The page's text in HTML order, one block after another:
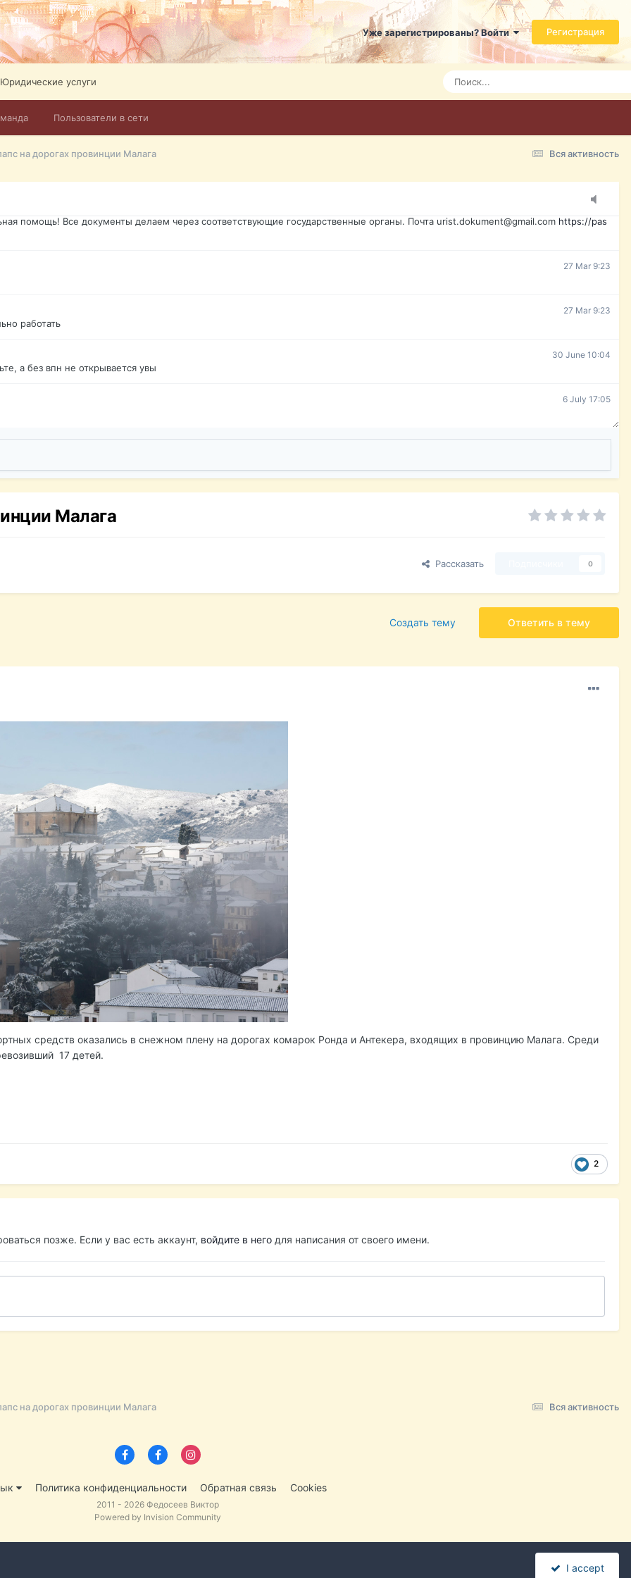
Уже зарегистрированы? Войти Регистрация
Пользователи в сети
Юридические услуги
Вся активность
на дорогах провинции Малага
Абонемент на 4 тв всего 12,5 Евро в месяц! Легко настроить справится даже ребенок. Быстрое оформление договора с
+972-526-384-339
7 Mar 3:21
7 Mar 3:24
7 Mar 3:28
форума?т из э
15 Mar 16:47
помощь! Все документы делаем через соответствующие государственные органы. Почта urist.dokument@gmail.com https://pas
27 Mar 9:23
27 Mar 9:23
работать
30 June 10:04
а без впн не открывается увы
6 July 17:05
Малага
Рассказать 0
Ответить в тему
Создать тему
средств оказались в снежном плену на дорогах комарок Ронда и Антекера, входящих в провинцию Малага. Среди
17 детей.
2
позже. Если у вас есть аккаунт, войдите в него для написания от своего имени.
Вся активность
на дорогах провинции Малага
Политика конфиденциальности Обратная связь Cookies
2011 - 2026 Федосеев Виктор
Powered by Invision Community
I accept